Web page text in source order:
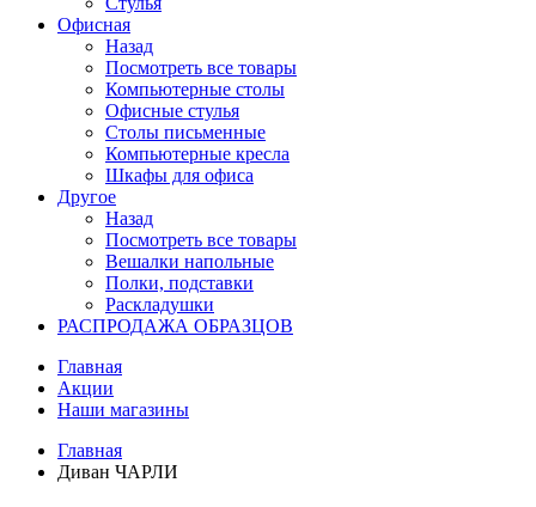
Офисная
Назад
Посмотреть все товары
Компьютерные столы
Офисные стулья
Столы письменные
Компьютерные кресла
Шкафы для офиса
Другое
Назад
Посмотреть все товары
Вешалки напольные
Полки, подставки
Раскладушки
РАСПРОДАЖА ОБРАЗЦОВ
Главная
Акции
Наши магазины
Главная
Диван ЧАРЛИ